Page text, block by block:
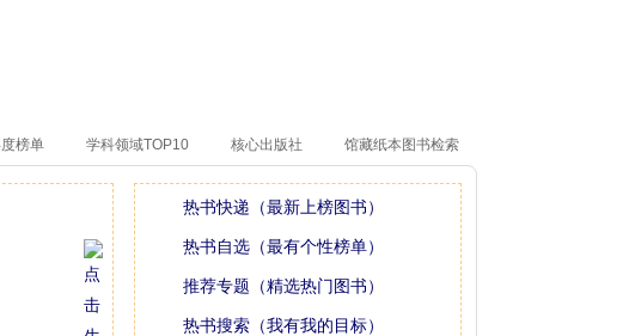
榜单 学科领域TOP10 核心出版社 馆藏纸本图书检索
热书快递（最新上榜图书）
热书自选（最有个性榜单）
推荐专题（精选热门图书）
热书搜索（我有我的目标）